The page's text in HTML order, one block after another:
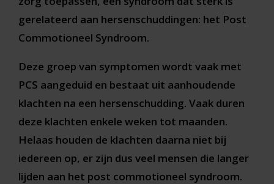
gerelateerd aan hersenschuddingen: het Post
Commotioneel Syndroom.
Deze groep van symptomen wordt vaak met
PCS aangeduid en bestaat uit aanhoudende
klachten na een hersenschudding. Vaak duren
deze klachten enkele weken tot maanden.
Helaas houden de klachten daarna niet bij
iedereen op, er zijn dus veel mensen die langer
lijden aan het post commotioneel syndroom.